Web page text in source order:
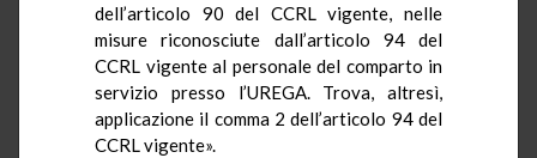
dell’articolo 90 del CCRL vigente, nelle
misure riconosciute dall’articolo 94 del
CCRL vigente al personale del comparto in
servizio presso l’UREGA. Trova, altresì,
applicazione il comma 2 dell’articolo 94 del
CCRL vigente».